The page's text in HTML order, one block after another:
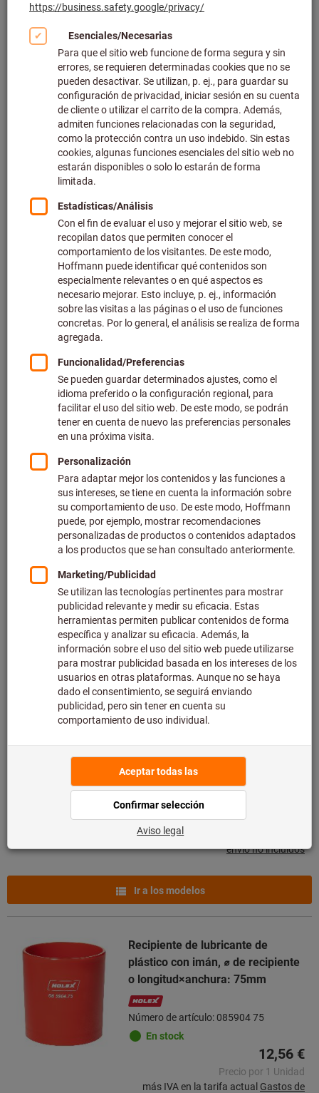
Número de artículo: 085905
Disponible
desde
11,64 €
más IVA en la tarifa actualGastos de
envío no incluidos
Ir a los modelos
Copa magnética de plástico
Número de artículo: 085906
Disponible
2 variantes
11,06 €
más IVA en la tarifa actual Gastos de
Ir a los modelos
Imán cilíndrico con placa
protectora AlNiCo
Número de artículo: 085940
Disponible
3 variantes
desde
más IVA en la tarifa actual
envío no incluidos
Ir a los modelos
Imán cilíndrico plano con placa
protectora AlNiCo
Número de artículo: 085944
Disponible
más IVA en la tarifa actual
envío no incluidos
Ir a los modelos
Recipiente de lubricante de
plástico con imán, ⌀ de recipiente
o longitud×anchura: 75mm
Número de artículo: 085904 75
En stock
12,56 €
Precio por 1 Unidad
más IVA en la tarifa actual Gastos de